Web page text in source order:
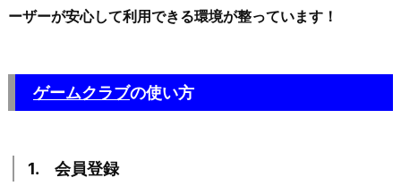
ーザーが安心して利用できる環境が整っています！
ゲームクラブの使い方
1. 会員登録